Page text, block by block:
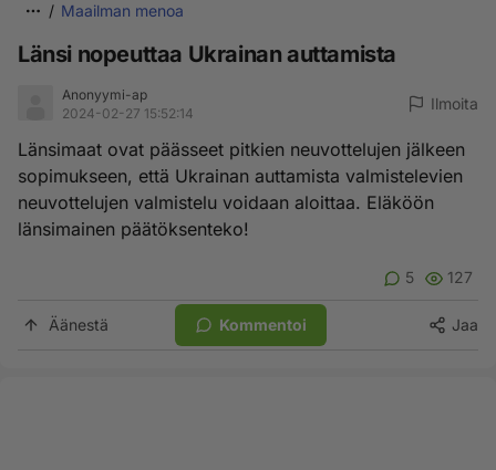
Maailman menoa
Länsi nopeuttaa Ukrainan auttamista
Anonyymi-ap
2024-02-27 15:52:14
Ilmoita
Länsimaat ovat päässeet pitkien neuvottelujen jälkeen
sopimukseen, että Ukrainan auttamista valmistelevien
neuvottelujen valmistelu voidaan aloittaa. Eläköön
länsimainen päätöksenteko!
5 127
Äänestä Kommentoi Jaa